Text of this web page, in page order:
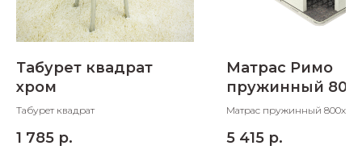
Табурет квадрат
хром
Табурет квадрат
1 785 р.
Матрас Римо
пружинный
Матрас пружинный
5 415 р.